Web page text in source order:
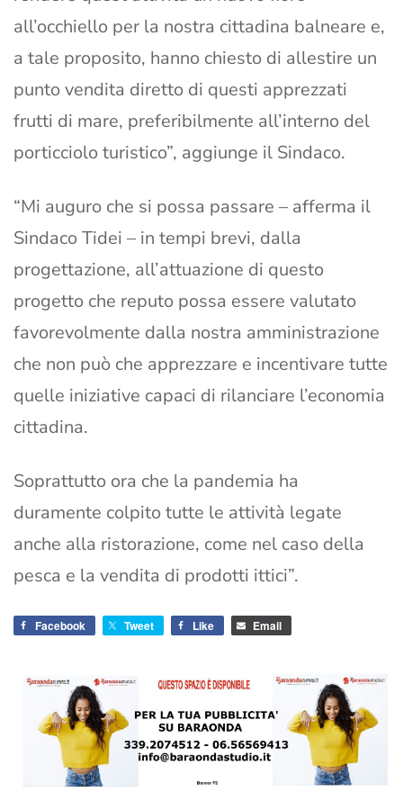
all’occhiello per la nostra cittadina balneare e,
a tale proposito, hanno chiesto di allestire un
punto vendita diretto di questi apprezzati
frutti di mare, preferibilmente all’interno del
porticciolo turistico”, aggiunge il Sindaco.
“Mi auguro che si possa passare – afferma il
Sindaco Tidei – in tempi brevi, dalla
progettazione, all’attuazione di questo
progetto che reputo possa essere valutato
favorevolmente dalla nostra amministrazione
che non può che apprezzare e incentivare tutte
quelle iniziative capaci di rilanciare l’economia
cittadina.
Soprattutto ora che la pandemia ha
duramente colpito tutte le attività legate
anche alla ristorazione, come nel caso della
pesca e la vendita di prodotti ittici”.
Facebook Tweet Like Email